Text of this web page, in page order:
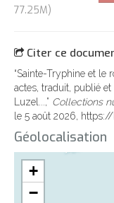
77.25M)
Citer ce
“Sainte-Tryphine et le
actes, traduit‎, publié
Luzel...,” Collections
le 5 août 2026,
Géolocalisation
+
−